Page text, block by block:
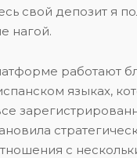
свой депозит я
нагой.
работают
языках,
с